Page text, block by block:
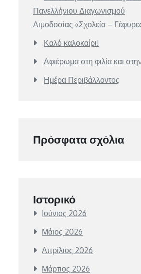
Πανελλήνιου Διαγωνισμού
Αιμοδοσίας «Σχολεία –
Καλό καλοκαίρι!
Αφιέρωμα στη φιλία και
Ημέρα Περιβάλλοντος
Πρόσφατα σχόλια
Ιστορικό
Ιούνιος 2026
Μάιος 2026
Απρίλιος 2026
Μάρτιος 2026